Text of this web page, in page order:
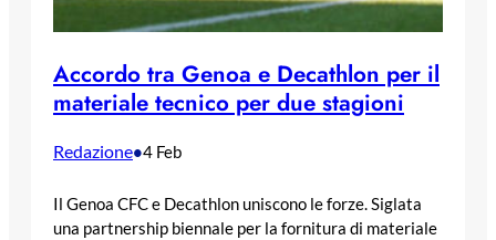
Accordo tra Genoa e Decathlon per il
materiale tecnico per due stagioni
Redazione•4 Feb
Il Genoa CFC e Decathlon uniscono le forze. Siglata
una partnership biennale per la fornitura di materiale